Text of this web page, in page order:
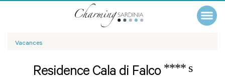
Vacances
Residence Cala di Falco **** s